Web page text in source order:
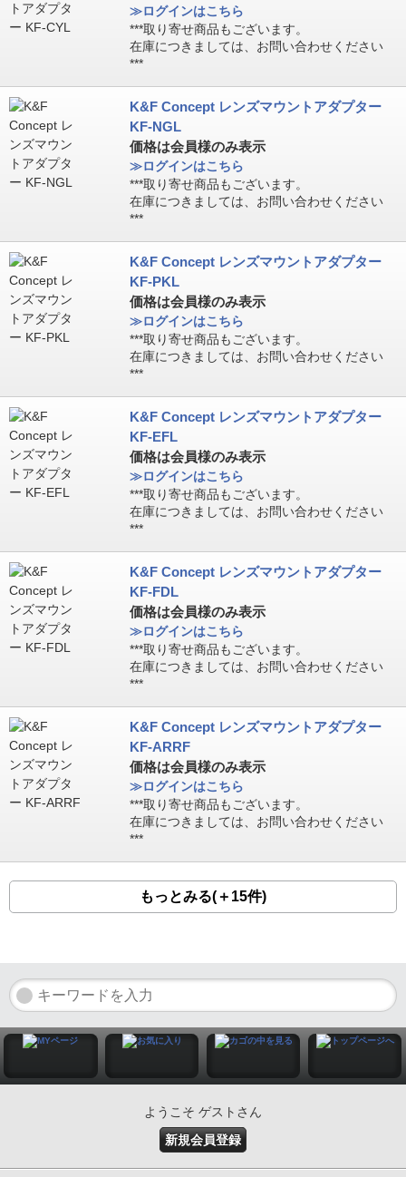
≫ログインはこちら
***取り寄せ商品もございます。
在庫につきましては、お問い合わせください
***
K&F Concept レンズマウントアダプター
KF-NGL
価格は会員様のみ表示
≫ログインはこちら
***取り寄せ商品もございます。
在庫につきましては、お問い合わせください
***
K&F Concept レンズマウントアダプター
KF-PKL
価格は会員様のみ表示
≫ログインはこちら
***取り寄せ商品もございます。
在庫につきましては、お問い合わせください
***
K&F Concept レンズマウントアダプター
KF-EFL
価格は会員様のみ表示
≫ログインはこちら
***取り寄せ商品もございます。
在庫につきましては、お問い合わせください
***
K&F Concept レンズマウントアダプター
KF-FDL
価格は会員様のみ表示
≫ログインはこちら
***取り寄せ商品もございます。
在庫につきましては、お問い合わせください
***
K&F Concept レンズマウントアダプター
KF-ARRF
価格は会員様のみ表示
≫ログインはこちら
***取り寄せ商品もございます。
在庫につきましては、お問い合わせください
***
もっとみる(＋15件)
ようこそ ゲストさん
新規会員登録